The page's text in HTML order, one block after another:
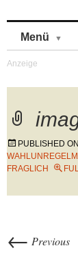
Menü
PUBLISHED ON
RAGLICH
← Previous